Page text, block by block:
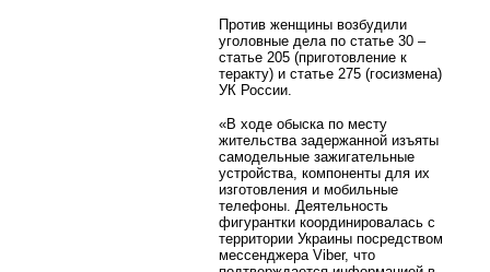
Против женщины возбудили
уголовные дела по статье 30 –
статье 205 (приготовление к
теракту) и статье 275 (госизмена)
УК России.
«В ходе обыска по месту
жительства задержанной изъяты
самодельные зажигательные
устройства, компоненты для их
изготовления и мобильные
телефоны. Деятельность
фигурантки координировалась с
территории Украины посредством
мессенджера Viber, что